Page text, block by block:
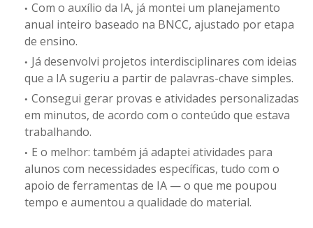
Com o auxílio da IA, já montei um planejamento
anual inteiro baseado na BNCC, ajustado por etapa
de ensino.
Já desenvolvi projetos interdisciplinares com ideias
que a IA sugeriu a partir de palavras-chave simples.
Consegui gerar provas e atividades personalizadas
em minutos, de acordo com o conteúdo que estava
trabalhando.
E o melhor: também já adaptei atividades para
alunos com necessidades específicas, tudo com o
apoio de ferramentas de IA — o que me poupou
tempo e aumentou a qualidade do material.